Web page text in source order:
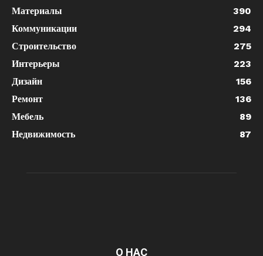
Материалы
390
Коммуникации
294
Строительство
275
Интерьеры
223
Дизайн
156
Ремонт
136
Мебель
89
Недвижимость
87
О НАС